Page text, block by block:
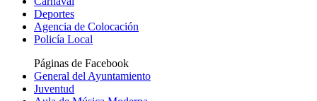
Deportes
Agencia de Colocación
Policía Local
Páginas de Facebook
General del Ayuntamiento
Juventud